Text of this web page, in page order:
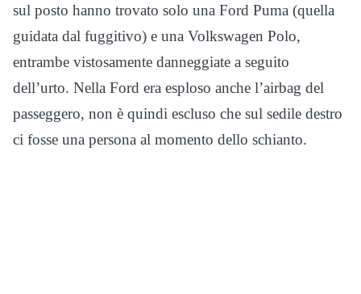
sul posto hanno trovato solo una Ford Puma (quella
guidata dal fuggitivo) e una Volkswagen Polo,
entrambe vistosamente danneggiate a seguito
dell’urto. Nella Ford era esploso anche l’airbag del
passeggero, non è quindi escluso che sul sedile destro
ci fosse una persona al momento dello schianto.